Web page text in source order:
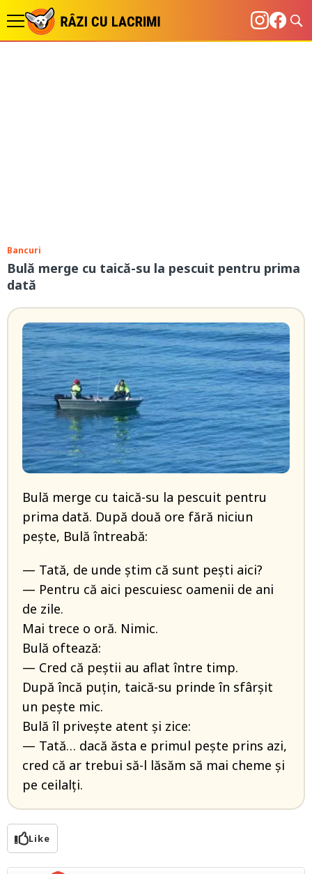
Bancuri
Bulă merge cu taică-su la pescuit pentru prima
dată
Bulă merge cu taică-su la pescuit pentru
prima dată. După două ore fără niciun
pește, Bulă întreabă:
— Tată, de unde știm că sunt pești aici?
— Pentru că aici pescuiesc oamenii de ani
de zile.
Mai trece o oră. Nimic.
Bulă oftează:
— Cred că peștii au aflat între timp.
După încă puțin, taică-su prinde în sfârșit
un pește mic.
Bulă îl privește atent și zice:
— Tată… dacă ăsta e primul pește prins azi,
cred că ar trebui să-l lăsăm să mai cheme și
pe ceilalți.
Like